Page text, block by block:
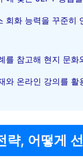
회화 능력을 꾸준히
를 참고해 현지 문
와 온라인 강의를
략, 어떻게